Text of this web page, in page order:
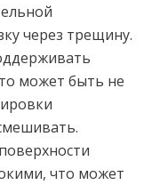
через трещину.
может быть не
что может